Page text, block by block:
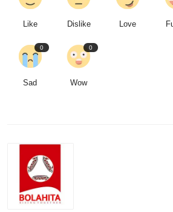
Like Dislike Love
0
Sad
0
Wow